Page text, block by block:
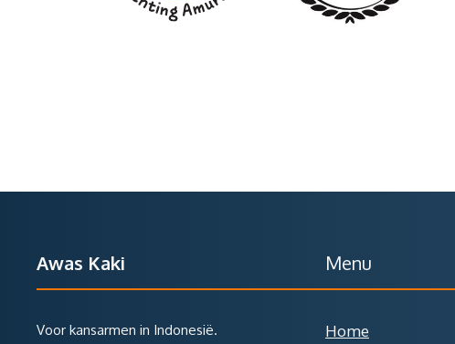
Awas Kaki
Voor kansarmen in Indonesië.
Menu
Home